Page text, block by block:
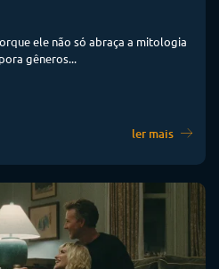
ele não só abraça a mitologia
gêneros...
ler mais